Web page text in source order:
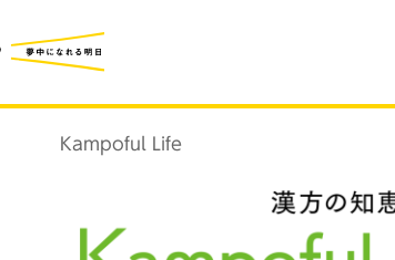
Kampoful Life